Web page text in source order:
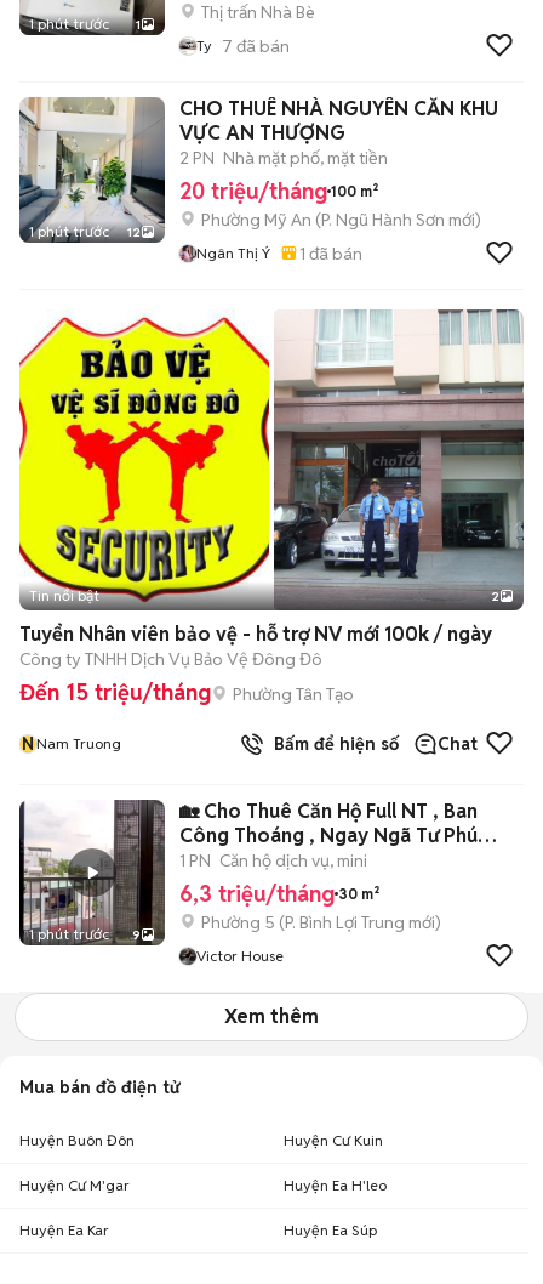
1 phút trước 1
Thị trấn Nhà Bè
Ty 7 đã bán
1 phút trước 12
CHO THUÊ NHÀ NGUYÊN CĂN KHU
VỰC AN THƯỢNG
2 PN Nhà mặt phố, mặt tiền
20 triệu/tháng 100 m²
Phường Mỹ An (P. Ngũ Hành Sơn mới)
Ngân Thị Ý 1 đã bán
Tin nổi bật 2
Tuyển Nhân viên bảo vệ - hỗ trợ NV mới 100k / ngày
Công ty TNHH Dịch Vụ Bảo Vệ Đông Đô
Đến 15 triệu/tháng Phường Tân Tạo
NNam Truong Bấm để hiện số Chat
1 phút trước 9
🏡 Cho Thuê Căn Hộ Full NT , Ban
Công Thoáng , Ngay Ngã Tư Phú
Nhuận 🌹
1 PN Căn hộ dịch vụ, mini
6,3 triệu/tháng 30 m²
Phường 5 (P. Bình Lợi Trung mới)
Victor House
Xem thêm
Mua bán đồ điện tử
Huyện Buôn Đôn Huyện Cư Kuin
Huyện Cư M'gar Huyện Ea H'leo
Huyện Ea Kar Huyện Ea Súp